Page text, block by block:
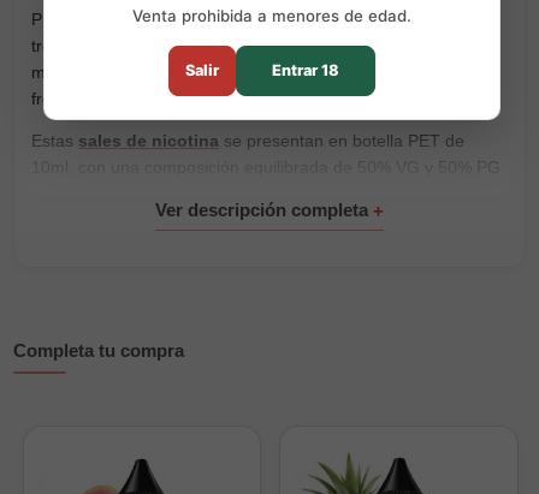
Pineapple Cube de Candy Clouds Salts combina el sabor
tropical de la piña con la suavidad dulce de un caramelo
masticable. Una mezcla cálida y jugosa, sin un exceso de
frescor.
Estas sales de nicotina se presentan en botella PET de
10ml, con una composición equilibrada de 50% VG y 50% PG
Características principales
Composición:
50% VG y 50% PG.
Completa tu compra
Venta prohibida a menores de edad.
Salir Entrar 18